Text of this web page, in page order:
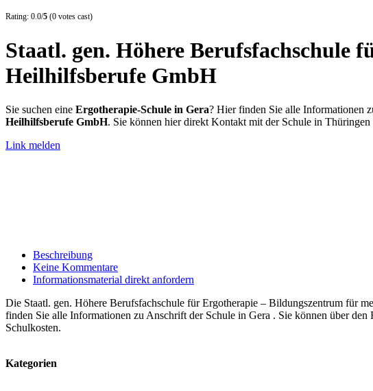
Rating: 0.0/5 (0 votes cast)
Staatl. gen. Höhere Berufsfachschule
Heilhilfsberufe GmbH
Sie suchen eine Ergotherapie-Schule in Gera? Hier finden Sie alle Informationen
Heilhilfsberufe GmbH. Sie können hier direkt Kontakt mit der Schule in
Link melden
Beschreibung
Keine Kommentare
Informationsmaterial direkt anfordern
Die Staatl. gen. Höhere Berufsfachschule für Ergotherapie – Bildungszentrum für
finden Sie alle Informationen zu Anschrift der Schule in Gera . Sie können über
Schulkosten.
Kategorien